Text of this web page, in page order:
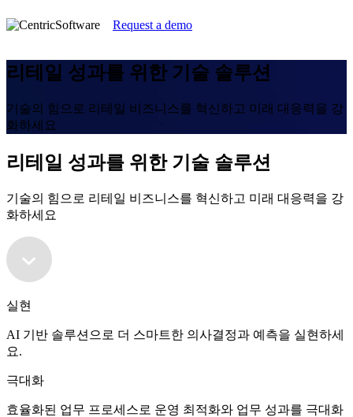
Request a demo
리테일 성과를 위한 기술 솔루션
기술의 힘으로 리테일 비즈니스를 혁신하고 미래 대응력을 강
화하세요
리테일 성과를 위한 기술 솔루션
기술의 힘으로 리테일 비즈니스를 혁신하고 미래 대응력을 강
화하세요
실현
AI 기반 솔루션으로 더 스마트한 의사결정과 예측을 실현하세
요.
극대화
효율화된 업무 프로세스로 운영 최적화와 업무 성과를 극대화